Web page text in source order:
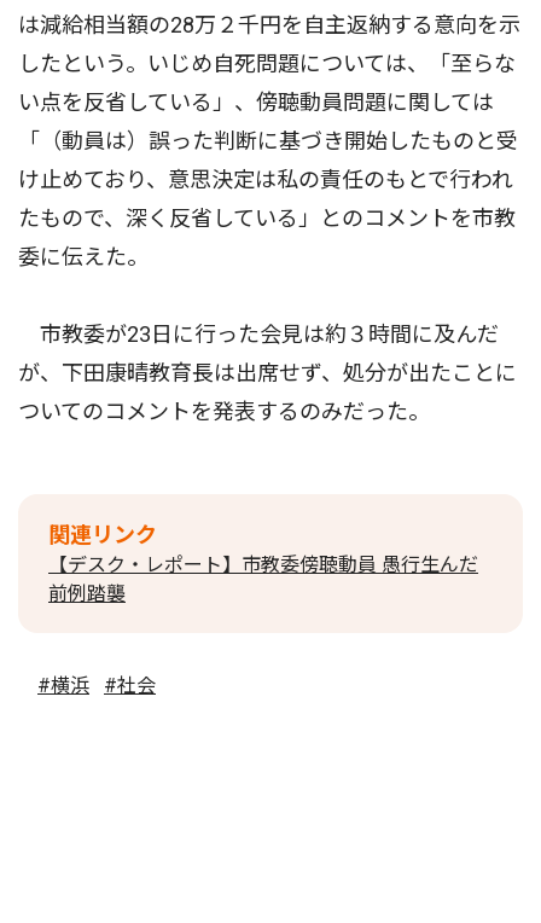
は減給相当額の28万２千円を自主返納する意向を示
したという。いじめ自死問題については、「至らな
い点を反省している」、傍聴動員問題に関しては
「（動員は）誤った判断に基づき開始したものと受
け止めており、意思決定は私の責任のもとで行われ
たもので、深く反省している」とのコメントを市教
委に伝えた。
市教委が23日に行った会見は約３時間に及んだ
が、下田康晴教育長は出席せず、処分が出たことに
ついてのコメントを発表するのみだった。
関連リンク
【デスク・レポート】市教委傍聴動員 愚行生んだ
前例踏襲
#横浜 #社会